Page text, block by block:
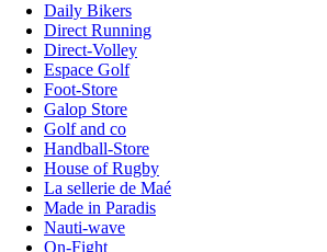
Daily Bikers
Direct Running
Direct-Volley
Espace Golf
Foot-Store
Galop Store
Golf and co
Handball-Store
House of Rugby
La sellerie de Maé
Made in Paradis
Nauti-wave
On-Fight